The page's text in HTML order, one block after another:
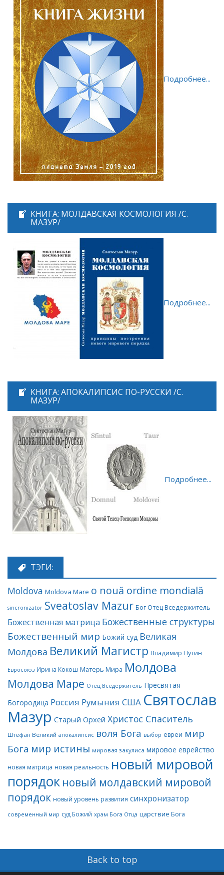
Подробнее...
КНИГА: МОЛДАВСКАЯ КОСМОЛОГИЯ /С.
МАЗУР/
Подробнее...
КНИГА: АПОКАЛИПСИС ПО-РУССКИ /С.
МАЗУР/
Подробнее...
ТЭГИ:
Moldova Moldova Mare o nouă ordine mondială
sincronizator Sveatoslav Mazur Бог Отец Вседержитель
Божественная матрица Божественные структуры
Божественный мир Божий суд Великая
Молдова Великий Магистр Владимир Путин
Евросоюз Ирина Кокош Матерь Мира Молдова
Молдова Маре Отец Вседержитель Пресвятая
Богородица Россия Румыния США Святослав
Мазур Старый Орхей Христос Спаситель
Штефан Великий апокалипсис воля Бога выбор евреи мир
Бога мир истины мировая закулиса мировое еврейство
новая матрица новая реальность новый мировой
порядок новый молдавский мировой
порядок новый уровень развития синхронизатор
современный мир суд Божий храм Бога Отца царствие Бога
Back to top